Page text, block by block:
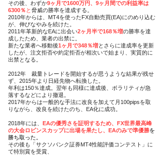
​その後、わずか9ヶ月で1600万円、9ヶ月間での利益率は
6300％ と脅威の勝率を達成する。
2010年からは、MT4を使ったFX自動売買(EA)にのめり込む
が、伸びなやみを続けた。
2011年革新的なEAに出会い2ヶ月半で168％増の勝率を達
成したため、業者の出禁に。
新たな業者へ移動後1ヶ月で348％増とさらに達成率を更新
したが、注文拒否や約定拒否が相次いで始まり、実質的に
出禁となる。
2012年 裁量トレードを開始するが思うような結果が残せ
ず、2015年より日経先物へ転換した。
年利は150％達成。翌年も同様に達成後、ボラリティが急
落するなどにより撤退。
2017年からは一般的な手法に改良を加えて月100pipsを取
りながら、改良を続けたのち、EA化に成功。
2018年には、 EAの優秀さを証明するため、FX世界最高峰
の大会ロビンスカップに出場を果たし、EAのみで準優勝を
勝ち取った。
その後も「サクソバンク証券MT4性能評価コンテスト」に
て特別賞を受賞、